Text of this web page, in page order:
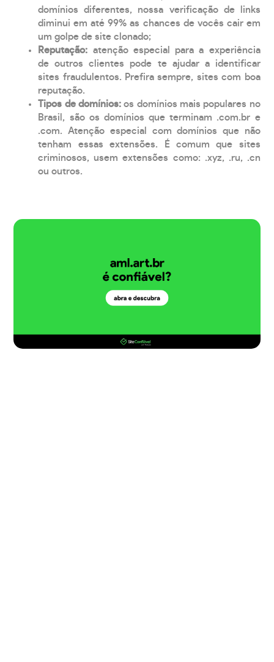
domínios diferentes, nossa verificação de links
diminui em até 99% as chances de vocês cair em
um golpe de site clonado;
Reputação: atenção especial para a experiência
de outros clientes pode te ajudar a identificar
sites fraudulentos. Prefira sempre, sites com boa
reputação.
Tipos de domínios:os domínios mais populares no
Brasil, são os domínios que terminam .com.br e
.com. Atenção especial com domínios que não
tenham essas extensões. É comum que sites
criminosos, usem extensões como: .xyz, .ru, .cn
ou outros.